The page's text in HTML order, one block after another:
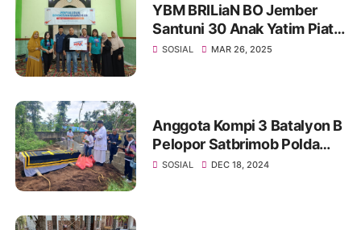
YBM BRILiaN BO Jember
Santuni 30 Anak Yatim Piatu
di Jember
SOSIAL MAR 26, 2025
Anggota Kompi 3 Batalyon B
Pelopor Satbrimob Polda
Jatim Bantu Pemakaman
SOSIAL DEC 18, 2024